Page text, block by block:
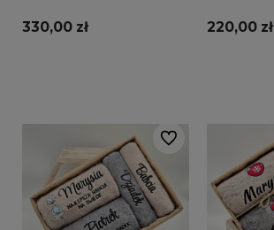
330,00 zł 220,00 zł
Do ulubionych